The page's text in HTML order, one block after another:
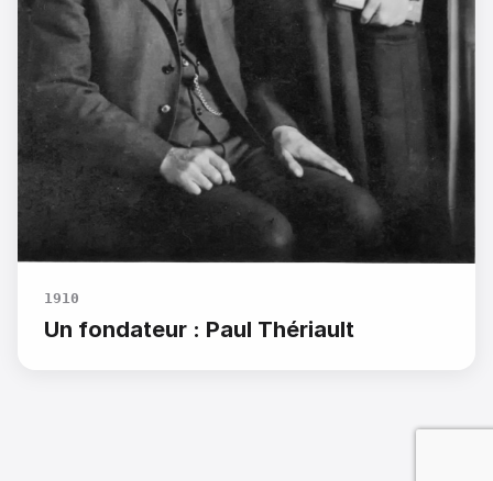
1910
Un fondateur : Paul Thériault